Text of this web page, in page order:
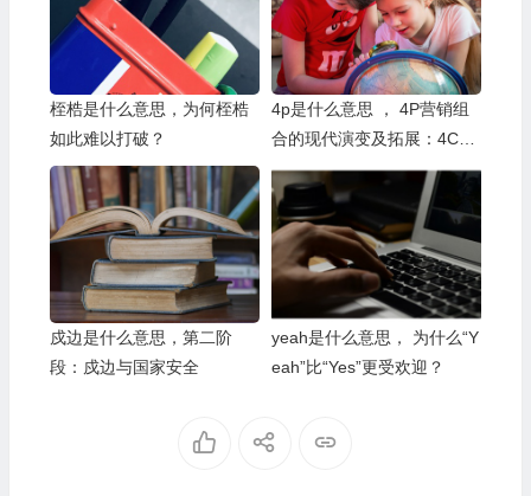
桎梏是什么意思，为何桎梏
如此难以打破？
4p是什么意思 ， 4P营销组
合的现代演变及拓展：4C与
4R
戍边是什么意思，第二阶
段：戍边与国家安全
yeah是什么意思， 为什么“Y
eah”比“Yes”更受欢迎？